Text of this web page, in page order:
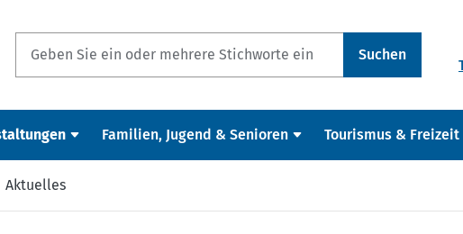
Suchen
Familien, Jugend & Senioren Tourismus & Freizeit
Aktuelles